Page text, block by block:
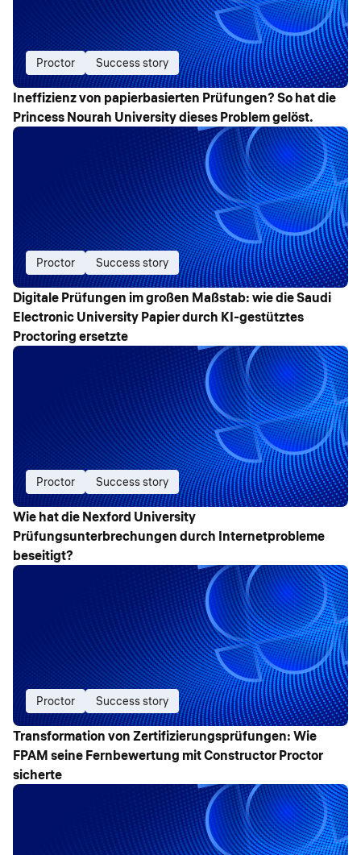
Proctor Success story
Ineffizienz von papierbasierten Prüfungen? So hat die
Princess Nourah University dieses Problem gelöst.
Proctor Success story
Digitale Prüfungen im großen Maßstab: wie die Saudi
Electronic University Papier durch KI-gestütztes
Proctoring ersetzte
Proctor Success story
Wie hat die Nexford University
Prüfungsunterbrechungen durch Internetprobleme
beseitigt?
Proctor Success story
Transformation von Zertifizierungsprüfungen: Wie
FPAM seine Fernbewertung mit Constructor Proctor
sicherte